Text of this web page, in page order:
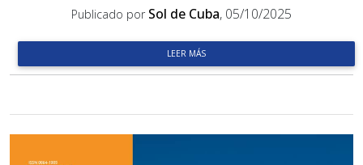
Publicado por Sol de Cuba, 05/10/2025
LEER MÁS